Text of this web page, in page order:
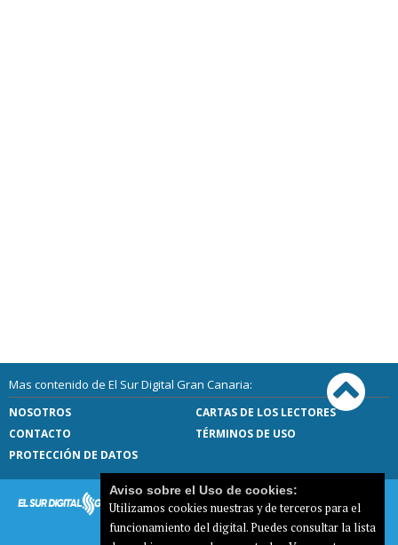
Mas contenido de El Sur Digital Gran Canaria:
NOSOTROS
CARTAS DE LOS LECTORES
CONTACTO
TÉRMINOS DE USO
PROTECCIÓN DE DATOS
Aviso sobre el Uso de cookies:
Utilizamos cookies nuestras y de terceros para el
funcionamiento del digital. Puedes consultar la lista